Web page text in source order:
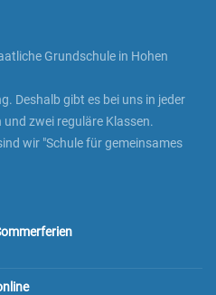
Grundschule in Hohen
Deshalb gibt es bei uns in jeder
zwei reguläre Klassen.
wir "Schule für gemeinsames